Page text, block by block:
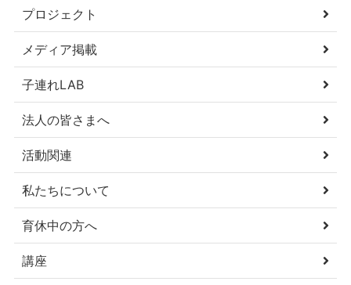
プロジェクト
メディア掲載
子連れLAB
法人の皆さまへ
活動関連
私たちについて
育休中の方へ
講座